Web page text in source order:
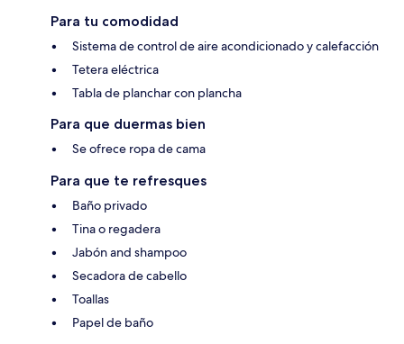
Para tu comodidad
Sistema de control de aire acondicionado y calefacción
Tetera eléctrica
Tabla de planchar con plancha
Para que duermas bien
Se ofrece ropa de cama
Para que te refresques
Baño privado
Tina o regadera
Jabón and shampoo
Secadora de cabello
Toallas
Papel de baño